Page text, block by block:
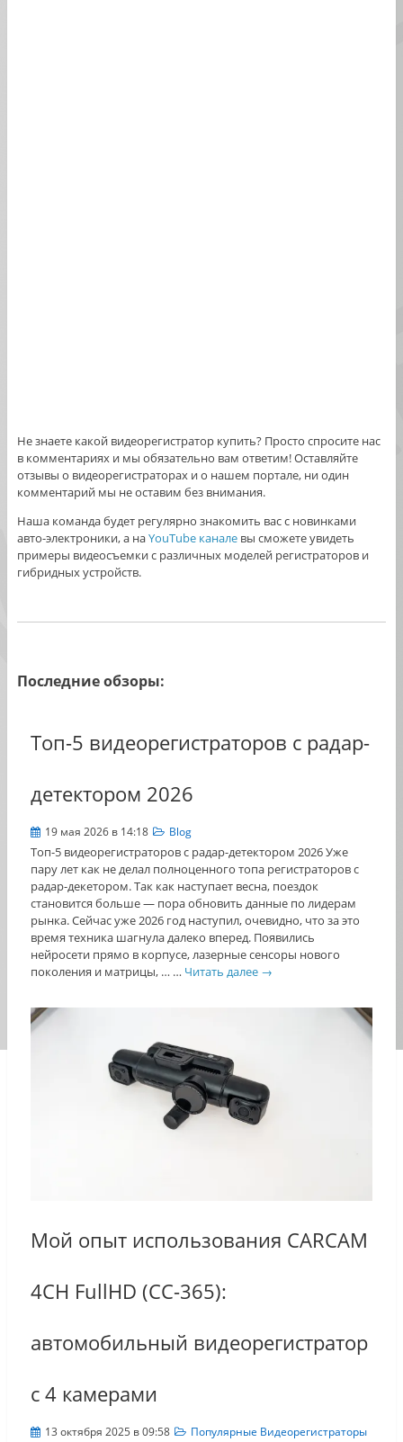
Не знаете какой видеорегистратор купить? Просто спросите нас
в комментариях и мы обязательно вам ответим! Оставляйте
отзывы о видеорегистраторах и о нашем портале, ни один
комментарий мы не оставим без внимания.
Наша команда будет регулярно знакомить вас с новинками
авто-электроники, а наYouTube каналевы сможете увидеть
примеры видеосъемки с различных моделей регистраторов и
гибридных устройств.
Последние обзоры:
Топ-5 видеорегистраторов с радар-
детектором 2026
19 мая 2026 в 14:18 Blog
Топ-5 видеорегистраторов с радар-детектором 2026 Уже
пару лет как не делал полноценного топа регистраторов с
радар-декетором. Так как наступает весна, поездок
становится больше — пора обновить данные по лидерам
рынка. Сейчас уже 2026 год наступил, очевидно, что за это
время техника шагнула далеко вперед. Появились
нейросети прямо в корпусе, лазерные сенсоры нового
поколения и матрицы, … … Читать далее →
Мой опыт использования CARCAM
4CH FullHD (CC-365):
автомобильный видеорегистратор
с 4 камерами
13 октября 2025 в 09:58 Популярные Видеорегистраторы